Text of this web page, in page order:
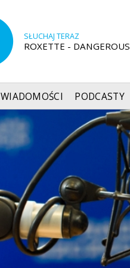
SŁUCHAJ TERAZ
ROXETTE - DANGEROUS
WIADOMOŚCI PODCASTY